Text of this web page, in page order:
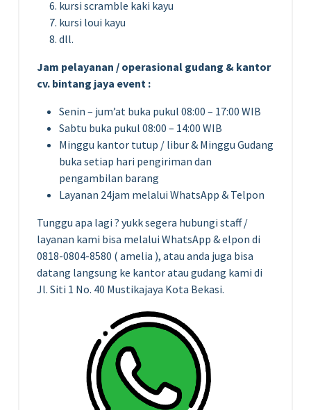
kursi scramble kaki kayu
kursi loui kayu
dll.
Jam pelayanan / operasional gudang & kantor
cv. bintang jaya event :
Senin – jum’at buka pukul 08:00 – 17:00 WIB
Sabtu buka pukul 08:00 – 14:00 WIB
Minggu kantor tutup / libur & Minggu Gudang
buka setiap hari pengiriman dan
pengambilan barang
Layanan 24jam melalui WhatsApp & Telpon
Tunggu apa lagi ? yukk segera hubungi staff /
layanan kami bisa melalui WhatsApp & elpon di
0818-0804-8580 ( amelia ), atau anda juga bisa
datang langsung ke kantor atau gudang kami di
Jl. Siti 1 No. 40 Mustikajaya Kota Bekasi.